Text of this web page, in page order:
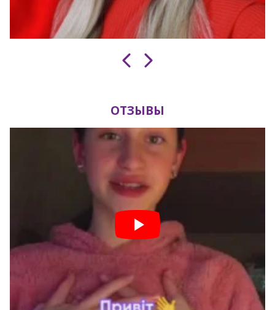
ОТЗЫВЫ
Завантаження таймера...
Встигніть записатися